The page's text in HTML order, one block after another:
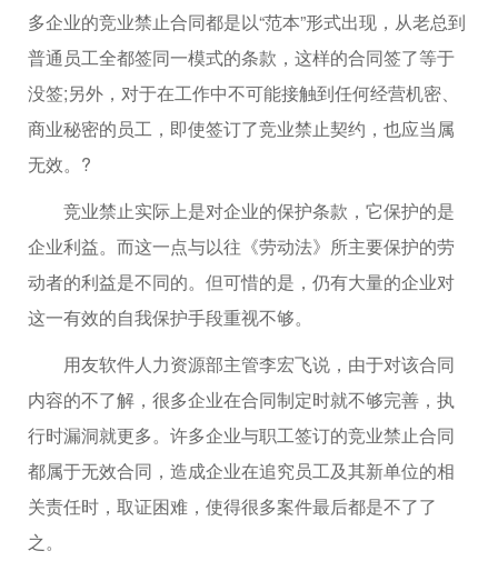
多企业的竞业禁止合同都是以“范本”形式出现，从老总到
普通员工全都签同一模式的条款，这样的合同签了等于
没签;另外，对于在工作中不可能接触到任何经营机密、
商业秘密的员工，即使签订了竞业禁止契约，也应当属
无效。?
竞业禁止实际上是对企业的保护条款，它保护的是
企业利益。而这一点与以往《劳动法》所主要保护的劳
动者的利益是不同的。但可惜的是，仍有大量的企业对
这一有效的自我保护手段重视不够。
用友软件人力资源部主管李宏飞说，由于对该合同
内容的不了解，很多企业在合同制定时就不够完善，执
行时漏洞就更多。许多企业与职工签订的竞业禁止合同
都属于无效合同，造成企业在追究员工及其新单位的相
关责任时，取证困难，使得很多案件最后都是不了了
之。